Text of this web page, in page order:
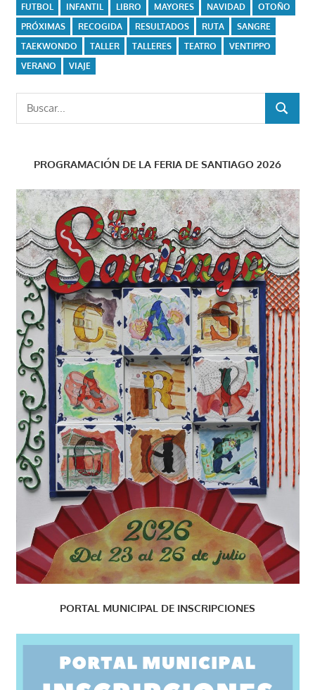
FUTBOL
INFANTIL LIBRO MAYORES NAVIDAD
OTOÑO
PRÓXIMAS
RECOGIDA RESULTADOS RUTA
SANGRE
TAEKWONDO
TALLER TALLERES TEATRO
VENTIPPO
VERANO
VIAJE
Buscar:
BUSCAR
PROGRAMACIÓN DE LA FERIA DE SANTIAGO 2026
PORTAL MUNICIPAL DE INSCRIPCIONES